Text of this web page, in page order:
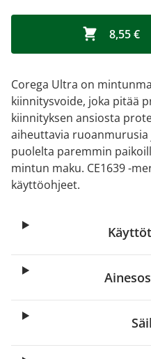
8,55 €
Corega Ultra on
kiinnitysvoide, joka pitää
kiinnityksen ansiosta
aiheuttavia ruoanmurusia
puolelta paremmin
mintun maku. CE1639 -
käyttöohjeet.